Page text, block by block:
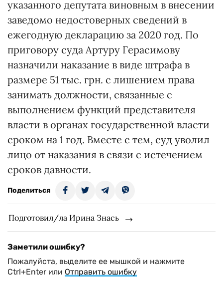
указанного депутата виновным в внесении
заведомо недостоверных сведений в
ежегодную декларацию за 2020 год. По
приговору суда Артуру Герасимову
назначили наказание в виде штрафа в
размере 51 тыс. грн. с лишением права
занимать должности, связанные с
выполнением функций представителя
власти в органах государственной власти
сроком на 1 год. Вместе с тем, суд уволил
лицо от наказания в связи с истечением
сроков давности.
Поделиться
Подготовил/ла Ирина Знась
Заметили ошибку?
Пожалуйста, выделите ее мышкой и нажмите
Ctrl+Enter или Отправить ошибку